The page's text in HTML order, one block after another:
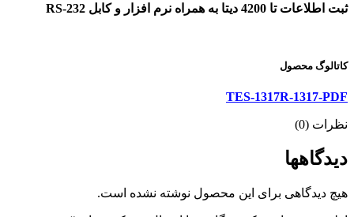
ثبت اطلاعات تا 4200 دیتا به همراه نرم افزار و کابل RS-232
کاتالوگ محصول
TES-1317R-1317-PDF
نظرات (0)
دیدگاهها
هیچ دیدگاهی برای این محصول نوشته نشده است.